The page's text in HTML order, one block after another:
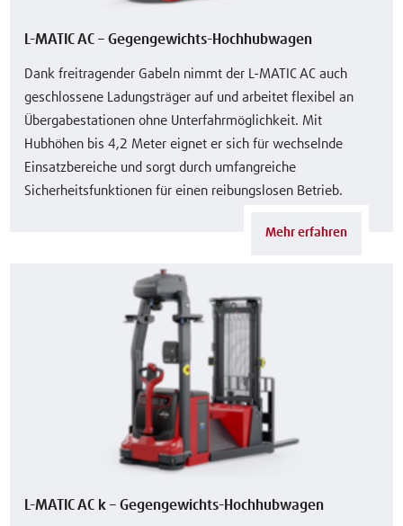
L-MATIC AC – Gegengewichts-Hochhubwagen
Dank freitragender Gabeln nimmt der L-MATIC AC auch
geschlossene Ladungsträger auf und arbeitet flexibel an
Übergabestationen ohne Unterfahrmöglichkeit. Mit
Hubhöhen bis 4,2 Meter eignet er sich für wechselnde
Einsatzbereiche und sorgt durch umfangreiche
Sicherheitsfunktionen für einen reibungslosen Betrieb.
Mehr erfahren
L-MATIC AC k – Gegengewichts-Hochhubwagen